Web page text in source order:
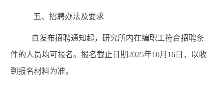
五、 招聘办法及要求
自发布招聘通知起，研究所内在编职工符合招聘条
件的人员均可报名。报名截止日期2025年10月 16 日，以收
到报名材料为准。